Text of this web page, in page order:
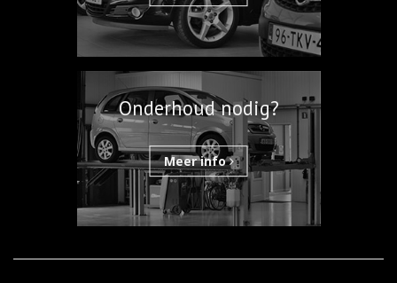
Onderhoud nodig?
Meer info